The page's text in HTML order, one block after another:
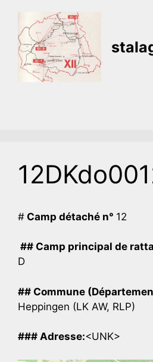
contenu
# Camp détaché n° 12
## Camp principal de
D
## Commune
Heppingen (LK AW, RLP)
### Adresse:<UNK>